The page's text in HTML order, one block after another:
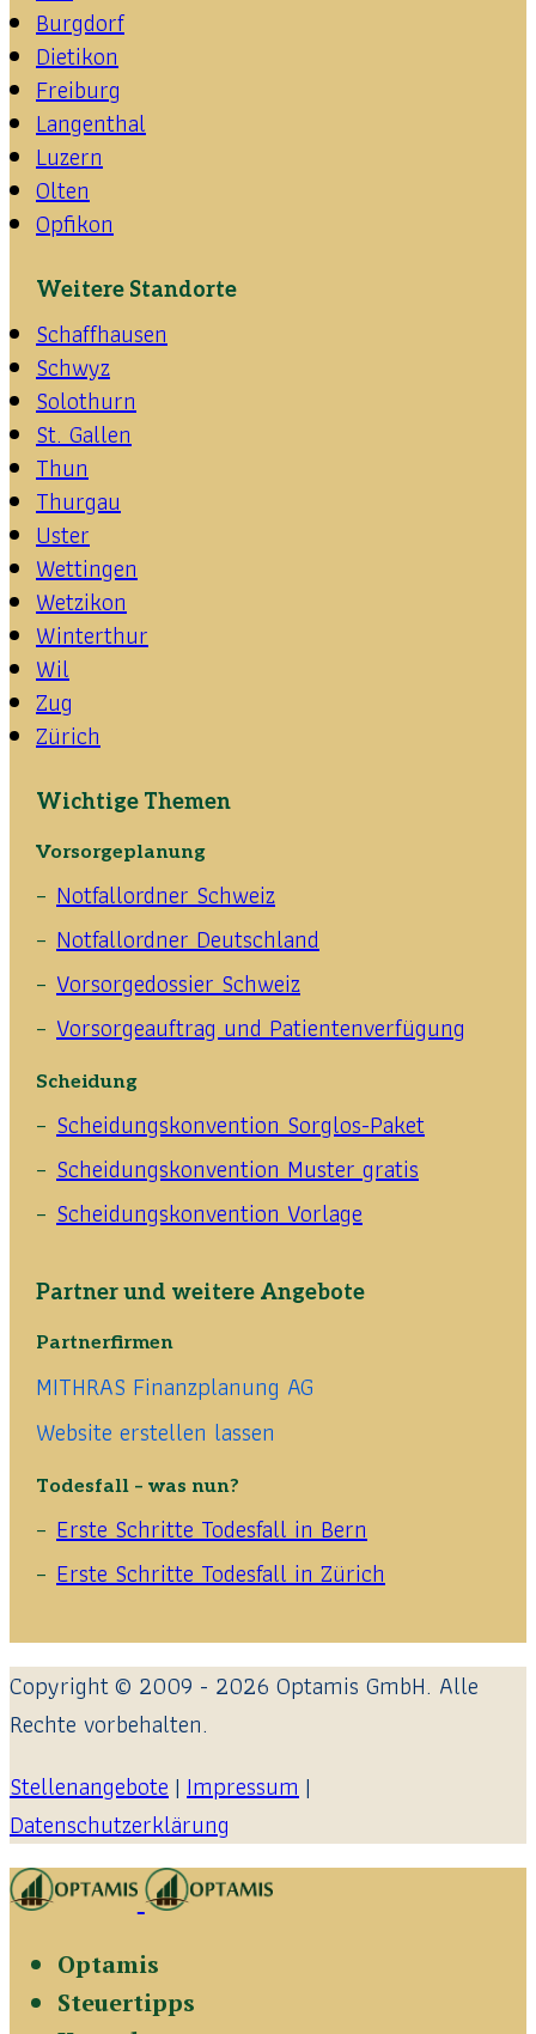
Burgdorf
Dietikon
Freiburg
Langenthal
Luzern
Olten
Opfikon
Weitere Standorte
Schaffhausen
Schwyz
Solothurn
St. Gallen
Thun
Thurgau
Uster
Wettingen
Wetzikon
Winterthur
Wil
Zug
Zürich
Wichtige Themen
Vorsorgeplanung
Notfallordner Schweiz
Notfallordner Deutschland
Vorsorgedossier Schweiz
Vorsorgeauftrag und Patientenverfügung
Scheidung
Scheidungskonvention Sorglos-Paket
Scheidungskonvention Muster gratis
Scheidungskonvention Vorlage
Partner und weitere Angebote
Partnerfirmen
MITHRAS Finanzplanung AG
Website erstellen lassen
Todesfall – was nun?
Erste Schritte Todesfall in Bern
Erste Schritte Todesfall in Zürich
Copyright © 2009 - 2026 Optamis GmbH. Alle
Rechte vorbehalten.
Stellenangebote| Impressum|
Datenschutzerklärung
Optamis
Steuertipps